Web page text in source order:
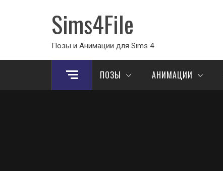
Sims4File
Позы и Анимации для Sims 4
ПОЗЫ АНИМАЦИИ